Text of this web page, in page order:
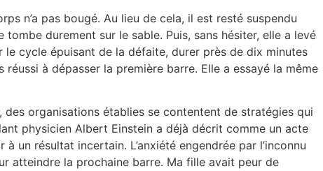
n’a pas bougé. Au lieu de cela, il est resté suspendu
durement sur le sable. Puis, sans hésiter, elle a levé
le cycle épuisant de la défaite, durer près de dix minutes
à dépasser la première barre. Elle a essayé la même
organisations établies se contentent de stratégies qui
physicien Albert Einstein a déjà décrit comme un acte
un résultat incertain. L’anxiété engendrée par l’inconnu
atteindre la prochaine barre. Ma fille avait peur de